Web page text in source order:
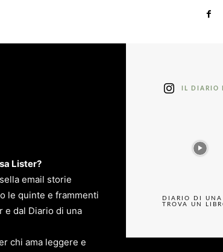
Lister?
email storie
le quinte e frammenti
e dal Diario di una
chi ama leggere e
IL DIARIO
DIARIO DI UNA
TROVA UN